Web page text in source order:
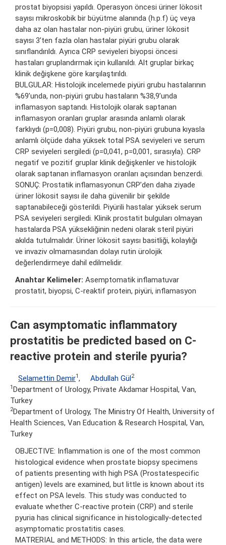
prostat biyopsisi yapıldı. Operasyon öncesi üriner lökosit
sayısı mikroskobik bir büyütme alanında (h.p.f) üç veya
daha az olan hastalar non-piyüri grubu, üriner lökosit
sayısı 3’ten fazla olan hastalar piyüri grubu olarak
sınıflandırıldı. Ayrıca CRP seviyeleri biyopsi öncesi
hastaları gruplandırmak için kullanıldı. Alt gruplar birkaç
klinik değişkene göre karşılaştırıldı.
BULGULAR: Histolojik incelemede piyüri grubu hastalarının
%69’unda, non-piyüri grubu hastaların %38,9’unda
inflamasyon saptandı. Histolojik olarak saptanan
inflamasyon oranları gruplar arasında anlamlı olarak
farklıydı (p=0,008). Piyüri grubu, non-piyüri grubuna kıyasla
anlamlı ölçüde daha yüksek total PSA seviyeleri ve serum
CRP seviyeleri sergiledi (p=0,041, p=0,001, sırasıyla). CRP
negatif ve pozitif gruplar klinik değişkenler ve histolojik
olarak saptanan inflamasyon oranları açısından benzerdi.
SONUÇ: Prostatik inflamasyonun CRP’den daha ziyade
üriner lökosit sayısı ile daha güvenilir bir şekilde
saptanabileceği gösterildi. Piyürili hastalar yüksek serum
PSA seviyeleri sergiledi. Klinik prostatit bulguları olmayan
hastalarda PSA yüksekliğinin nedeni olarak steril piyüri
akılda tutulmalıdır. Üriner lökosit sayısı basitliği, kolaylığı
ve invaziv olmamasından dolayı rutin ürolojik
değerlendirmeye dahil edilmelidir.
Anahtar Kelimeler: Asemptomatik inflamatuvar
prostatit, biyopsi, C-reaktif protein, piyüri, inflamasyon
Can asymptomatic inflammatory
prostatitis be predicted based on C-
reactive protein and sterile pyuria?
Selamettin Demir1 , Abdullah Gül2
1 Department of Urology, Private Akdamar Hospital, Van,
Turkey
2Department of Urology, The Ministry Of Health, University of
Health Sciences, Van Education & Research Hospital, Van,
Turkey
OBJECTIVE: Inflammation is one of the most common
histological evidence when prostate biopsy specimens
of patients presenting with high PSA (Prostatespecific
antigen) levels are examined, but little is known about its
effect on PSA levels. This study was conducted to
evaluate whether C-reactive protein (CRP) and sterile
pyuria has clinical significance in histologically-detected
asymptomatic prostatitis cases.
MATRERIAL and METHODS: In this article, the data were